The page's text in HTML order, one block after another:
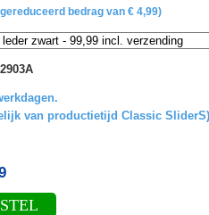
bedrag van € 4,99)
van productietijd Classic SliderS)